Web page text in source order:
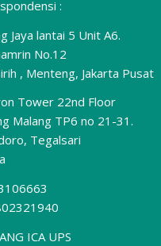
:
Jaya lantai 5 Unit A6.
No.12
, Menteng, Jakarta Pusat
Tower 22nd Floor
Malang TP6 no 21-31.
Tegalsari
ICA UPS